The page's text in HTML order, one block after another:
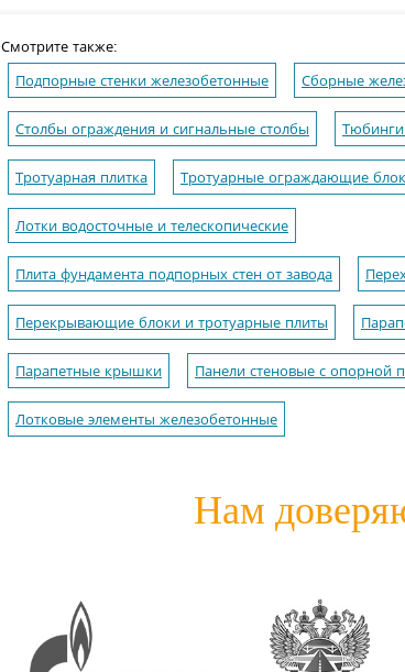
Смотрите также:
Подпорные стенки железобетонные Сборные
Столбы ограждения и сигнальные столбы
Тротуарная плитка Тротуарные ограждающие
Лотки водосточные и телескопические
Плита фундамента подпорных стен от завода
Перекрывающие блоки и тротуарные плиты
Парапетные крышки Панели стеновые с опорной
Лотковые элементы железобетонные
Нам